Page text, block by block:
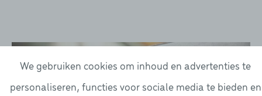
We gebruiken cookies om inhoud en advertenties te
personaliseren, functies voor sociale media te bieden en